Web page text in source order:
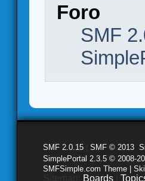
Foro
SMF
SMF 2.0.15 SMF © 2013
SimplePortal 2.3.5 © 2008-
SMFSimple.com Theme |
Boards